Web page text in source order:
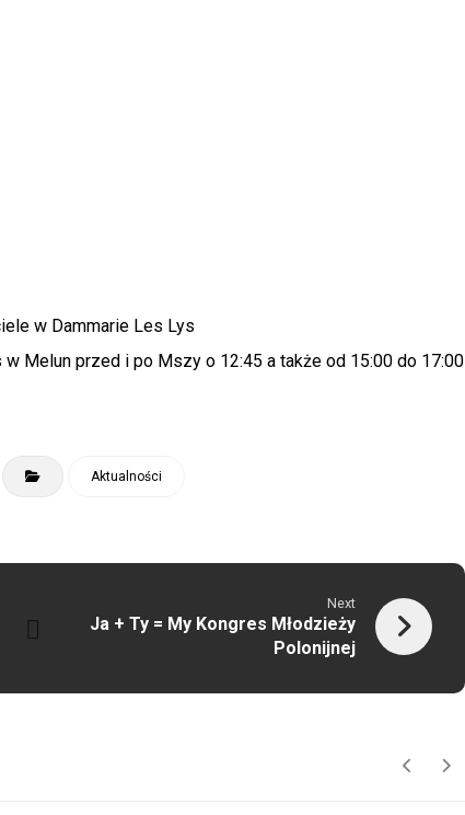
w Dammarie Les Lys
Melun przed i po Mszy o 12:45 a także od 15:00 do 17:00
Aktualności
Next
Ja + Ty = My Kongres Młodzieży
Polonijnej